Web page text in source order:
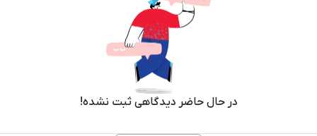
در حال حاضر دیدگاهی ثبت نشده!